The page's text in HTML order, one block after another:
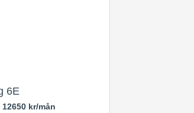
6E
12650 kr/mån